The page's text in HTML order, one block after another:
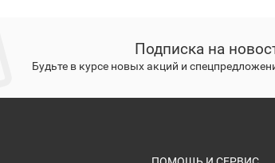
Подписка на
Будьте в курсе новых акций и